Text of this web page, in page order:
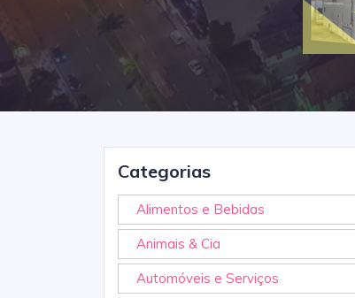
Categorias
Alimentos e Bebidas
Animais & Cia
Automóveis e Serviços